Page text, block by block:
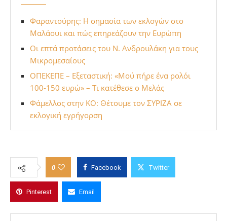
Φαραντούρης: Η σημασία των εκλογών στο
Μαλάουι και πώς επηρεάζουν την Ευρώπη
Οι επτά προτάσεις του Ν. Ανδρουλάκη για τους
Μικρομεσαίους
ΟΠΕΚΕΠΕ – Εξεταστική: «Μού πήρε ένα ρολόι
100-150 ευρώ» – Τι κατέθεσε ο Μελάς
Φάμελλος στην ΚΟ: Θέτουμε τον ΣΥΡΙΖΑ σε
εκλογική εγρήγορση
0 Facebook Twitter
Pinterest Email